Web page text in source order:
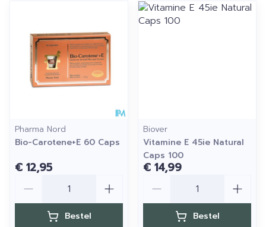
Pharma Nord
Bio-Carotene+E 60 Caps
€ 12,95
Bestel
Biover
Vitamine E 45ie Natural
Caps 100
€ 14,99
Bestel